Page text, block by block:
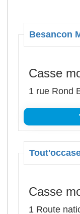
Besancon
Casse
1 rue Rond
Casse
1 Route